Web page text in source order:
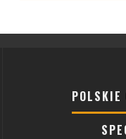
POLSKIE